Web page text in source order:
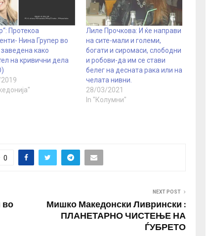
Протекоа
Нина Групер во
како
на кривични дела
Лиле Прочкова: И ќе направи
на сите-мали и големи,
богати и сиромаси, слободни
и робови-да им се стави
белег на десната рака или на
челата нивни.
28/03/2021
In "Колумни"
0
во
NEXT POST
Мишко Македонски Ливрински :
ПЛАНЕТАРНО ЧИСТЕЊЕ НА
ЃУБРЕТО